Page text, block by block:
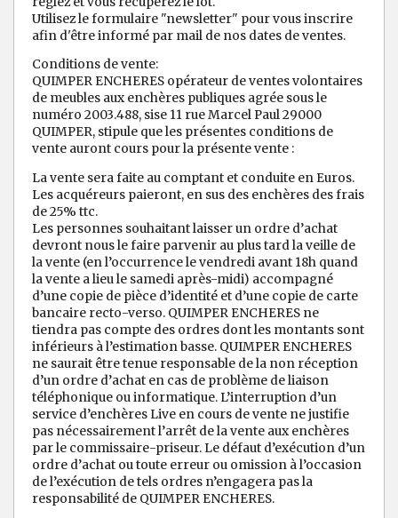
Utilisez le formulaire "newsletter" pour vous inscrire
afin d'être informé par mail de nos dates de ventes.
Conditions de vente:
QUIMPER ENCHERES opérateur de ventes volontaires
de meubles aux enchères publiques agrée sous le
numéro 2003.488, sise 11 rue Marcel Paul 29000
QUIMPER, stipule que les présentes conditions de
vente auront cours pour la présente vente :
La vente sera faite au comptant et conduite en Euros.
Les acquéreurs paieront, en sus des enchères des frais
de 25% ttc.
Les personnes souhaitant laisser un ordre d’achat
devront nous le faire parvenir au plus tard la veille de
la vente (en l’occurrence le vendredi avant 18h quand
la vente a lieu le samedi après-midi) accompagné
d’une copie de pièce d’identité et d’une copie de carte
bancaire recto-verso. QUIMPER ENCHERES ne
tiendra pas compte des ordres dont les montants sont
inférieurs à l’estimation basse. QUIMPER ENCHERES
ne saurait être tenue responsable de la non réception
d’un ordre d’achat en cas de problème de liaison
téléphonique ou informatique. L’interruption d’un
service d’enchères Live en cours de vente ne justifie
pas nécessairement l’arrêt de la vente aux enchères
par le commissaire-priseur. Le défaut d’exécution d’un
ordre d’achat ou toute erreur ou omission à l’occasion
de l’exécution de tels ordres n’engagera pas la
responsabilité de QUIMPER ENCHERES.